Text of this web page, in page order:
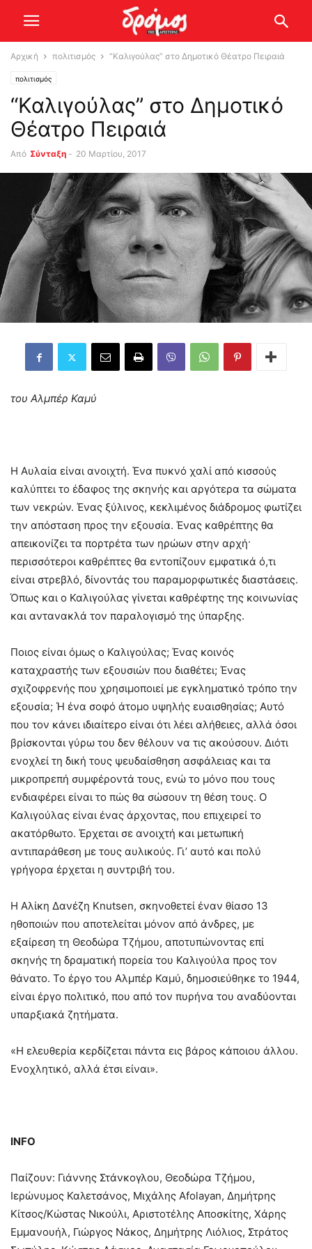
Αρχική πολιτισμός “Καλιγούλας” στο Δημοτικό Θέατρο Πειραιά
πολιτισμός
“Καλιγούλας” στο Δημοτικό
Θέατρο Πειραιά
Από Σύνταξη - 20 Μαρτίου, 2017
του Αλμπέρ Καμύ
Η Αυλαία είναι ανοιχτή. Ένα πυκνό χαλί από κισσούς
καλύπτει το έδαφος της σκηνής και αργότερα τα σώματα
των νεκρών. Ένας ξύλινος, κεκλιμένος διάδρομος φωτίζει
την απόσταση προς την εξουσία. Ένας καθρέπτης θα
απεικονίζει τα πορτρέτα των ηρώων στην αρχή·
περισσότεροι καθρέπτες θα εντοπίζουν εμφατικά ό,τι
είναι στρεβλό, δίνοντάς του παραμορφωτικές διαστάσεις.
Όπως και ο Καλιγούλας γίνεται καθρέφτης της κοινωνίας
και αντανακλά τον παραλογισμό της ύπαρξης.
Ποιος είναι όμως ο Καλιγούλας; Ένας κοινός
καταχραστής των εξουσιών που διαθέτει; Ένας
σχιζοφρενής που χρησιμοποιεί με εγκληματικό τρόπο την
εξουσία; Ή ένα σοφό άτομο υψηλής ευαισθησίας; Αυτό
που τον κάνει ιδιαίτερο είναι ότι λέει αλήθειες, αλλά όσοι
βρίσκονται γύρω του δεν θέλουν να τις ακούσουν. Διότι
ενοχλεί τη δική τους ψευδαίσθηση ασφάλειας και τα
μικροπρεπή συμφέροντά τους, ενώ το μόνο που τους
ενδιαφέρει είναι το πώς θα σώσουν τη θέση τους. Ο
Καλιγούλας είναι ένας άρχοντας, που επιχειρεί το
ακατόρθωτο. Έρχεται σε ανοιχτή και μετωπική
αντιπαράθεση με τους αυλικούς. Γι’ αυτό και πολύ
γρήγορα έρχεται η συντριβή του.
Η Αλίκη Δανέζη Knutsen, σκηνοθετεί έναν θίασο 13
ηθοποιών που αποτελείται μόνον από άνδρες, με
εξαίρεση τη Θεοδώρα Τζήμου, αποτυπώνοντας επί
σκηνής τη δραματική πορεία του Καλιγούλα προς τον
θάνατο. Το έργο του Αλμπέρ Καμύ, δημοσιεύθηκε το 1944,
είναι έργο πολιτικό, που από τον πυρήνα του αναδύονται
υπαρξιακά ζητήματα.
«Η ελευθερία κερδίζεται πάντα εις βάρος κάποιου άλλου.
Ενοχλητικό, αλλά έτσι είναι».
INFO
Παίζουν: Γιάννης Στάνκογλου, Θεοδώρα Τζήμου,
Ιερώνυμος Καλετσάνος, Μιχάλης Afolayan, Δημήτρης
Κίτσος/Κώστας Νικούλι, Αριστοτέλης Αποσκίτης, Χάρης
Εμμανουήλ, Γιώργος Νάκος, Δημήτρης Λιόλιος, Στράτος